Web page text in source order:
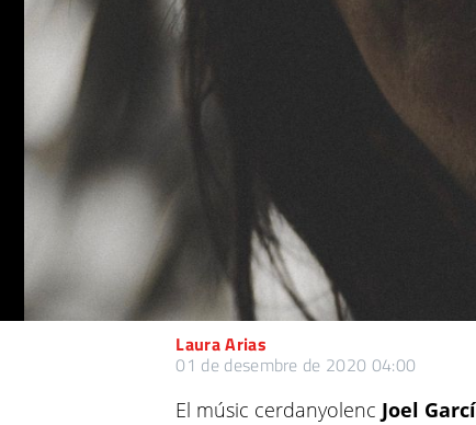
Laura Arias
01 de desembre de 2020 04:00
El músic cerdanyolenc Joel